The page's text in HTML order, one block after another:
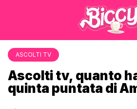
ASCOLTI TV
Ascolti tv, quanto
quinta puntata di